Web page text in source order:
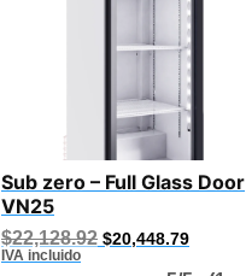
Sub zero – Full Glass Door
VN25
$22,128.92 Original
$20,448.79Current
is:
IVA incluido